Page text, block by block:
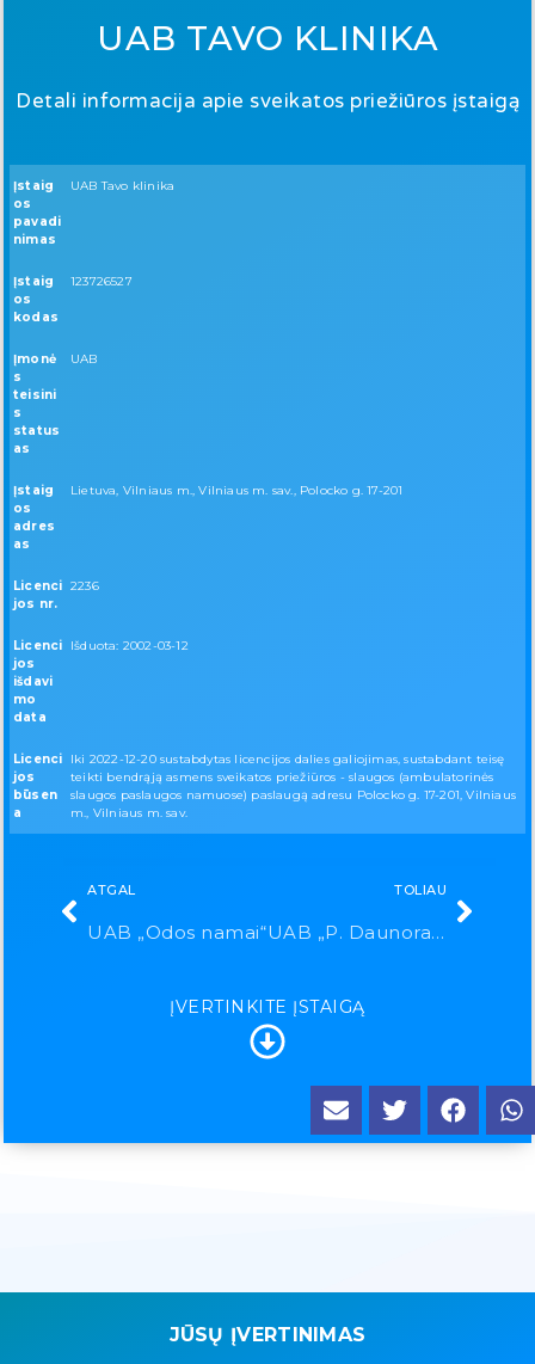
UAB TAVO KLINIKA
Detali informacija apie sveikatos priežiūros įstaigą
Įstaig
os
pavadi
nimas
UAB Tavo klinika
Įstaig
os
kodas
123726527
Įmonė
s
teisini
s
status
as
UAB
Įstaig
os
adres
as
Lietuva, Vilniaus m., Vilniaus m. sav., Polocko g. 17-201
Licenci
jos nr.
2236
Licenci
jos
išdavi
mo
data
Išduota: 2002-03-12
Licenci
jos
būsen
a
Iki 2022-12-20 sustabdytas licencijos dalies galiojimas, sustabdant teisę
teikti bendrąją asmens sveikatos priežiūros - slaugos (ambulatorinės
slaugos paslaugos namuose) paslaugą adresu Polocko g. 17-201, Vilniaus
m., Vilniaus m. sav.
ATGAL
UAB „Odos namai“
TOLIAU
UAB „P. Daunoravičius ir partneriai“
ĮVERTINKITE ĮSTAIGĄ
JŪSŲ ĮVERTINIMAS